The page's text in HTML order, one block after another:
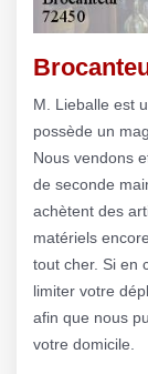
M. Lieballe est
possède un
Nous vendons
de seconde
achètent des
matériels
tout cher. Si en
limiter votre
afin que nous
votre domicile.